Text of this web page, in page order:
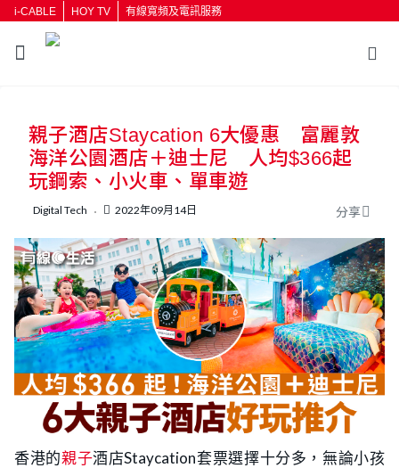
i-CABLE HOY TV 有線寬頻及電訊服務
親子酒店Staycation 6大優惠 富麗敦
海洋公園酒店＋迪士尼 人均$366起
玩鋼索、小火車、單車遊
Digital Tech 2022年09月14日 分享
香港的親子酒店Staycation套票選擇十分多，無論小孩